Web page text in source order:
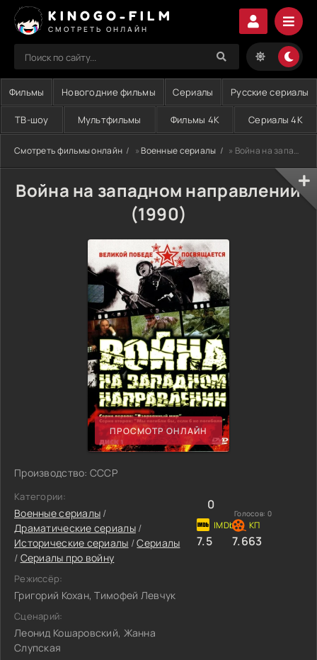
KINOGO-FILM
СМОТРЕТЬ ОНЛАЙН
Фильмы Новогодние фильмы Сериалы Русские сериалы
ТВ-шоу Мультфильмы Фильмы 4K Сериалы 4K
Смотреть фильмы онлайн »Военные сериалы » Война на западном направлении (1990)
Война на западном направлении
(1990)
ПРОСМОТР ОНЛАЙН
Производство: СССР
Категории:
Военные сериалы /
Драматические сериалы/
Исторические сериалы /Сериалы
/ Сериалы про войну
Режиссёр:
Григорий Кохан, Тимофей Левчук
Сценарий:
Леонид Кошаровский, Жанна
Слупская
0
Голосов: 0
7.5 7.663